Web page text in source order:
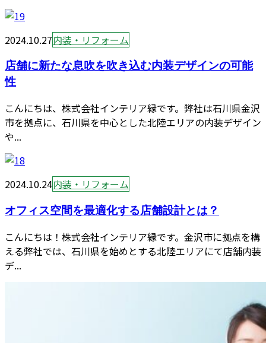
2024.10.27内装・リフォーム
店舗に新たな息吹を吹き込む内装デザインの可能
性
こんにちは、株式会社インテリア縁です。弊社は石川県金沢
市を拠点に、石川県を中心とした北陸エリアの内装デザイン
や...
2024.10.24内装・リフォーム
オフィス空間を最適化する店舗設計とは？
こんにちは！株式会社インテリア縁です。金沢市に拠点を構
える弊社では、石川県を始めとする北陸エリアにて店舗内装
デ...